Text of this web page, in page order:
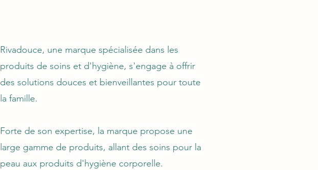
Rivadouce, une marque spécialisée dans les
produits de soins et d'hygiène, s'engage à offrir
des solutions douces et bienveillantes pour toute
la famille.
Forte de son expertise, la marque propose une
large gamme de produits, allant des soins pour la
peau aux produits d'hygiène corporelle.